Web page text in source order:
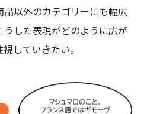
以外のカテゴリーにも幅広
した表現がどのように広が
していきたい。